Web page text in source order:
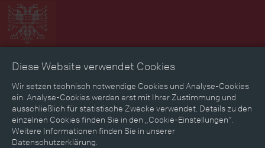
Zeitbild Zeitreise Landkarte Erinnerungen
Mediathek Textmodus
Themen Zeiträume Aspekte
Diese Website verwendet Cookies
Wir setzen technisch notwendige Cookies und Analyse-Cookies
ein. Analyse-Cookies werden erst mit Ihrer Zustimmung und
ausschließlich für statistische Zwecke verwendet. Details zu den
einzelnen Cookies finden Sie in den „Cookie-Einstellungen“.
Weitere Informationen finden Sie in unserer
Datenschutzerklärung.